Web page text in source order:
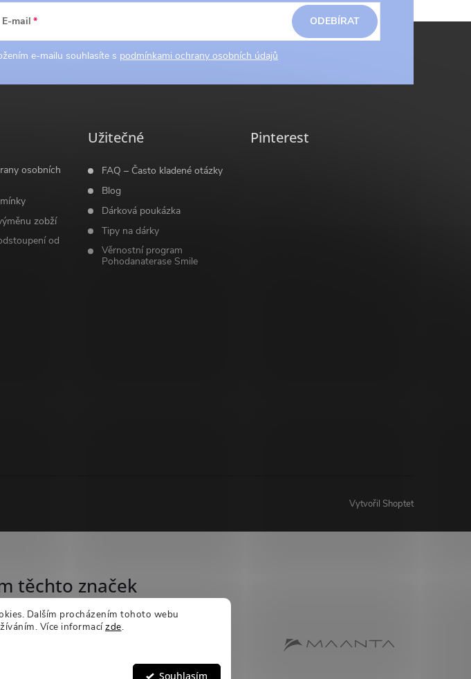
Dalším procházením tohoto webu
Více informacízde.
Souhlasím
E-mail
e-mailu souhlasíte s podmínkami ochrany osobních údajů
ODEBÍRAT
osobních
zobží
od
Užitečné
FAQ – Často kladené otázky
Blog
Dárková poukázka
Tipy na dárky
Věrnostní program
Pohodanaterase Smile
Pinterest
Vytvořil Shoptet
těchto značek